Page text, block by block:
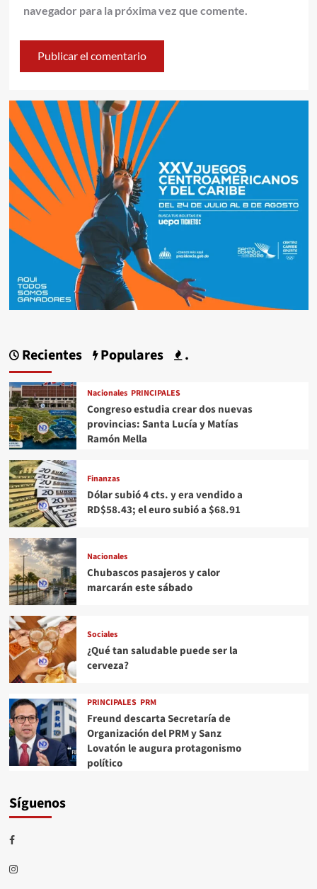
navegador para la próxima vez que comente.
Recientes Populares .
Nacionales PRINCIPALES
Congreso estudia crear dos nuevas
provincias: Santa Lucía y Matías
Ramón Mella
Finanzas
Dólar subió 4 cts. y era vendido a
RD$58.43; el euro subió a $68.91
Nacionales
Chubascos pasajeros y calor
marcarán este sábado
Sociales
¿Qué tan saludable puede ser la
cerveza?
PRINCIPALES PRM
Freund descarta Secretaría de
Organización del PRM y Sanz
Lovatón le augura protagonismo
político
Síguenos